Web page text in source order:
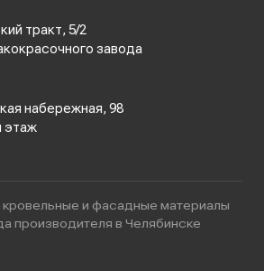
тракт, 5/2
завода
набережная, 98
этаж
и фасадные материалы
производителя в Челябинске